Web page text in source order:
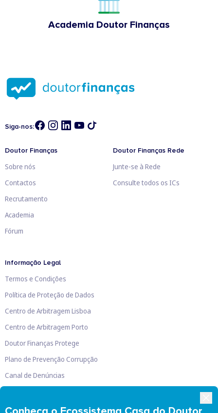
Academia Doutor Finanças
Siga-nos:
Doutor Finanças
Sobre nós
Contactos
Recrutamento
Academia
Fórum
Doutor Finanças Rede
Junte-se à Rede
Consulte todos os ICs
Informação Legal
Termos e Condições
Política de Proteção de Dados
Centro de Arbitragem Lisboa
Centro de Arbitragem Porto
Doutor Finanças Protege
Plano de Prevenção Corrupção
Canal de Denúncias